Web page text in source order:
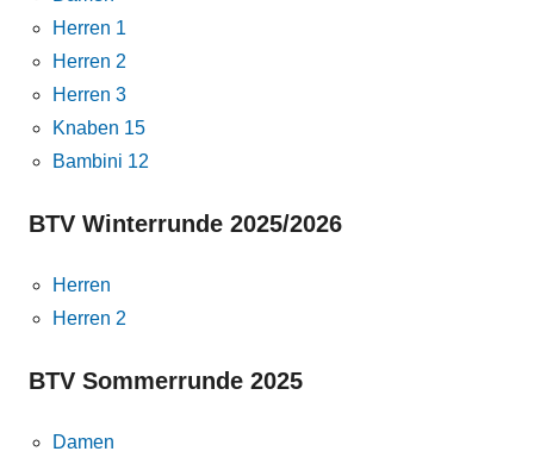
Herren 1
Herren 2
Herren 3
Knaben 15
Bambini 12
BTV Winterrunde 2025/2026
Herren
Herren 2
BTV Sommerrunde 2025
Damen